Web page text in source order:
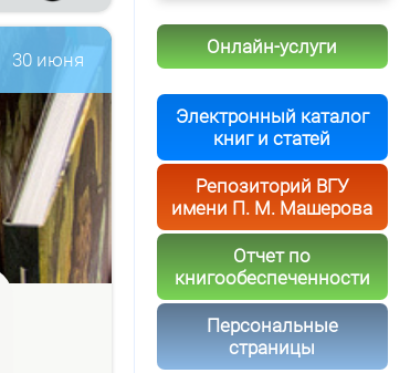
30 июня
Онлайн-услуги
Электронный каталог
книг и статей
Репозиторий ВГУ
имени П. М. Машерова
Отчет по
книгообеспеченности
Персональные
страницы